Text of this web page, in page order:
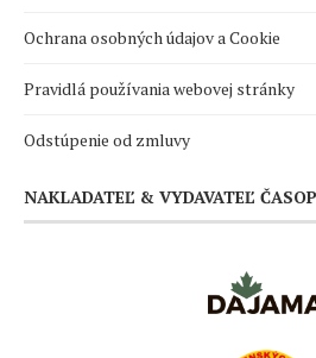
Ochrana osobných údajov a Cookie
Pravidlá používania webovej stránky
Odstúpenie od zmluvy
NAKLADATEĽ & VYDAVATEĽ